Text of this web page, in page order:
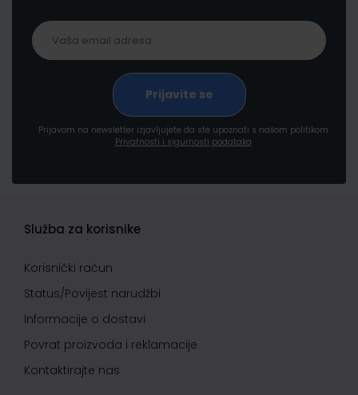
Prijavom na newsletter izjavljujete da ste upoznati s našom politikom
Privatnosti i sigurnosti podataka
Služba za korisnike
Korisnički račun
Status/Povijest narudžbi
Informacije o dostavi
Povrat proizvoda i reklamacije
Kontaktirajte nas